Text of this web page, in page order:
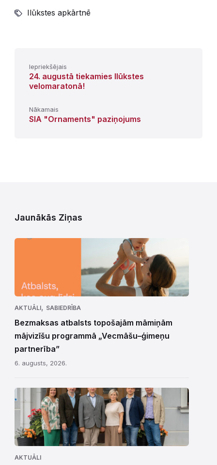
Ilūkstes apkārtnē
Iepriekšējais
24. augustā tiekamies Ilūkstes
velomaratonā!
Nākamais
SIA "Ornaments" paziņojums
Jaunākās Ziņas
AKTUĀLI, SABIEDRĪBA
Bezmaksas atbalsts topošajām māmiņām
mājvizīšu programmā „Vecmāšu–ģimeņu
partnerība”
6. augusts, 2026.
AKTUĀLI